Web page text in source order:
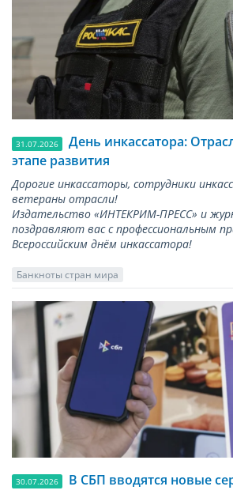
31.07.2026
День инкассатора:
этапе развития
Дорогие инкассаторы, сотрудники
ветераны отрасли!
Издательство «ИНТЕКРИМ-ПРЕСС» и
поздравляют вас с профессиональным
Всероссийским днём инкассатора!
Банкноты стран мира
30.07.2026 В СБП вводятся новые